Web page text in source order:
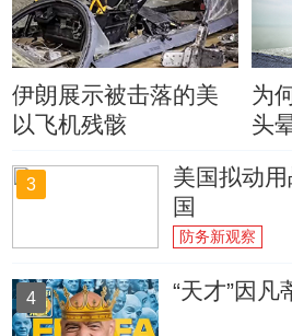
伊朗展示被击落的美
以飞机残骸
为
头
3
美国拟动
国
防务新观察
4 “天才”因